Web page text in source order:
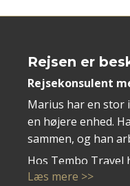
Rejsen er
Rejsekonsulent
Marius har en stor
en højere enhed.
sammen, og han
Hos Tembo
enten det handler
Læs mere >>